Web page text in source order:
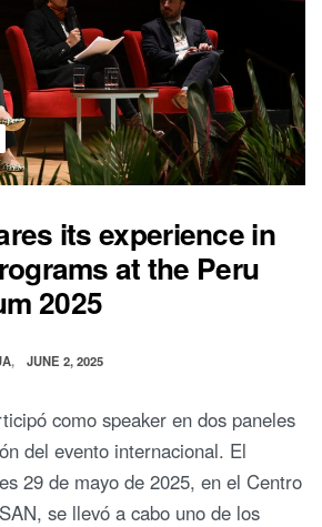
its experience in
at the Peru
2025
JUNE 2, 2025
como speaker en dos paneles
del evento internacional. El
29 de mayo de 2025, en el Centro
se llevó a cabo uno de los